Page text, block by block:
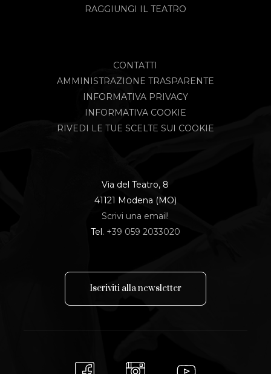
RAGGIUNGI IL TEATRO
CONTATTI
AMMINISTRAZIONE TRASPARENTE
INFORMATIVA PRIVACY
INFORMATIVA COOKIE
RIVEDI LE TUE SCELTE SUI COOKIE
Via del Teatro, 8
41121 Modena (MO)
Scrivi una email!
Tel. +39 059 2033020
Iscriviti allanewsletter